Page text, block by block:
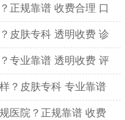
正规靠谱 收费合理 口
皮肤专科 透明收费 诊
专业靠谱 透明收费 评
？皮肤专科 专业靠谱
医院？正规靠谱 收费